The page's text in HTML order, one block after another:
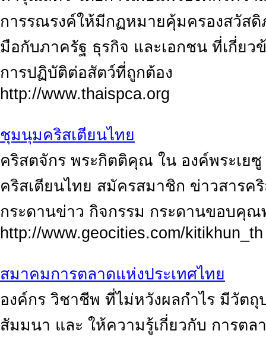
การรณรงค์ให้มีกฏหมายคุ้มครองสวัส
มือกับภาครัฐ ธุรกิจ และเอกชน ที่เกี่ย
การปฏิบัติต่อสัตว์ที่ถูกต้อง
http://www.thaispca.org
ชุมนุมคริสเตียนไทย
คริสตจักร พระกิตติคุณ ใน องค์พระเย
คริสเตียนไทย สมัครสมาชิก ข่าวสารค
กระดานข่าว กิจกรรม กระดานขอบคุณ
http://www.geocities.com/kitikhun_th
สมาคมการตลาดแห่งประเทศไทย
องค์กร วิชาชีพ ที่ไม่หวังผลกำไร มีวัต
สัมมนา และ ให้ความรู้เกี่ยวกับ การตล